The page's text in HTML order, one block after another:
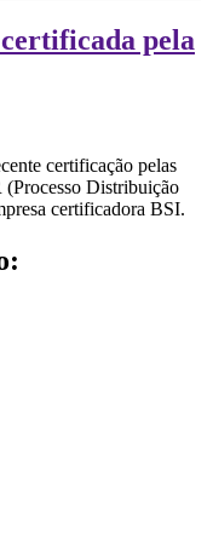
pela
certificação pelas
Distribuição
certificadora BSI.